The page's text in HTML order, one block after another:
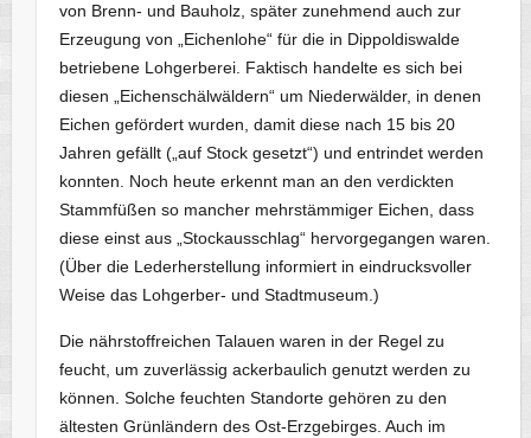
von Brenn- und Bauholz, später zunehmend auch zur
Erzeugung von „Eichenlohe“ für die in Dippoldiswalde
betriebene Lohgerberei. Faktisch handelte es sich bei
diesen „Eichenschälwäldern“ um Niederwälder, in denen
Eichen gefördert wurden, damit diese nach 15 bis 20
Jahren gefällt („auf Stock gesetzt“) und entrindet werden
konnten. Noch heute erkennt man an den verdickten
Stammfüßen so mancher mehrstämmiger Eichen, dass
diese einst aus „Stockausschlag“ hervorgegangen waren.
(Über die Lederherstellung informiert in eindrucksvoller
Weise das Lohgerber- und Stadtmuseum.)
Die nährstoffreichen Talauen waren in der Regel zu
feucht, um zuverlässig ackerbaulich genutzt werden zu
können. Solche feuchten Standorte gehören zu den
ältesten Grünländern des Ost-Erzgebirges. Auch im